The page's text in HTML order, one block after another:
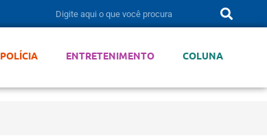
POLÍCIA ENTRETENIMENTO COLUNA